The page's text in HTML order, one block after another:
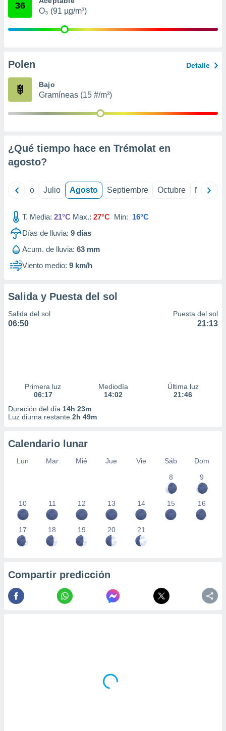
publicidad
de
1199
36
O₃ (91 µg/m³)
Polen Detalle
Bajo
Gramíneas (15 #/m³)
¿Qué tiempo hace en Trémolat en
agosto?
Junio Julio Agosto Septiembre Octubre
T. Media: 21°C Max.: 27°C Min: 16°C
Días de lluvia: 9 días
Acum. de lluvia: 63 mm
Viento medio: 9 km/h
Salida y Puesta del sol
Salida del sol
06:50
Puesta del sol
21:13
Primera luz
06:17
Mediodía
14:02
Última luz
21:46
Duración del día 14h 23m
Luz diurna restante 2h 49m
Calendario lunar
Lun Mar Mié Jue Vie Sáb
Dom
8
9
10 11 12 13 14 15 16
17 18 19 20 21
Compartir predicción